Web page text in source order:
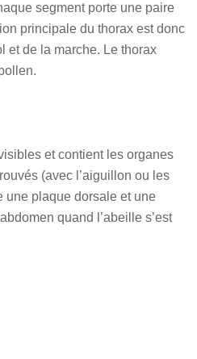
segment porte une paire
principale du thorax est donc
et de la marche. Le thorax
et contient les organes
(avec l’aiguillon ou les
une plaque dorsale et une
quand l’abeille s’est